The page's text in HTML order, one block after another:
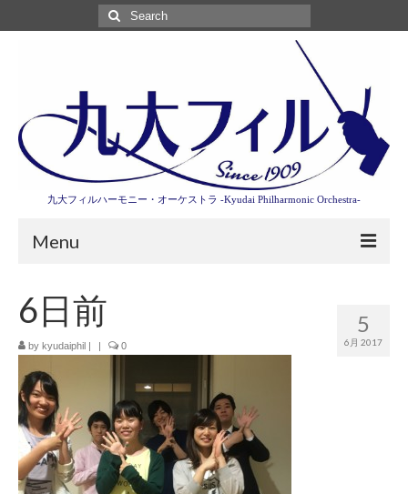
Search
for:
九大フィルハーモニー・オーケストラ -Kyudai Philharmonic Orchestra-
Menu
第3回東京特別演奏会特設ページ
演奏会情報
九大フィルとは
九大フィルの歴史
ご寄付のお願い
5
6月 2017
6日前
by kyudaiphil 0